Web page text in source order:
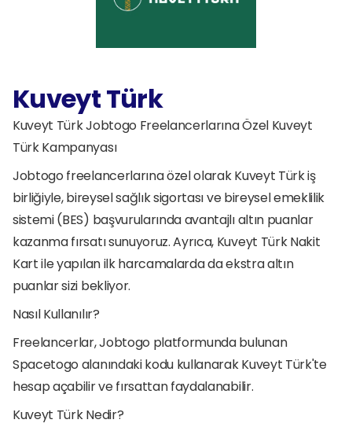
Kaydol
Kuveyt Türk
Kuveyt Türk Jobtogo Freelancerlarına Özel Kuveyt
Türk Kampanyası
Jobtogo freelancerlarına özel olarak Kuveyt Türk iş
birliğiyle, bireysel sağlık sigortası ve bireysel emeklilik
sistemi (BES) başvurularında avantajlı altın puanlar
kazanma fırsatı sunuyoruz. Ayrıca, Kuveyt Türk Nakit
Kart ile yapılan ilk harcamalarda da ekstra altın
puanlar sizi bekliyor.
Nasıl Kullanılır?
Freelancerlar, Jobtogo platformunda bulunan
Spacetogo alanındaki kodu kullanarak Kuveyt Türk'te
hesap açabilir ve fırsattan faydalanabilir.
Kuveyt Türk Nedir?